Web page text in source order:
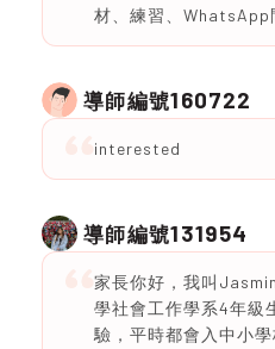
材、練習、WhatsApp
導師編號160722
interested
導師編號131954
家長你好，我叫
學社會工作學系4年級
驗，平時都會入中小